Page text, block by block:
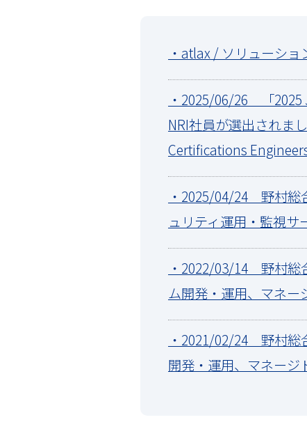
・atlax / ソリューショ
・2025/06/26 「2025
NRI社員が選出されま
Certifications
・2025/04/24 野村総
ュリティ運用・監視
・2022/03/14 野村総
ム開発・運用、マネー
・2021/02/24 野村総
開発・運用、マネージ